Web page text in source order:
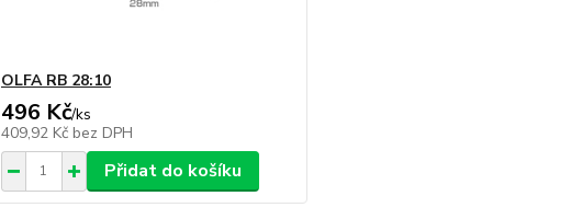
OLFA RB 28:10
496 Kč/ks
409,92 Kč bez DPH
Přidat do košíku